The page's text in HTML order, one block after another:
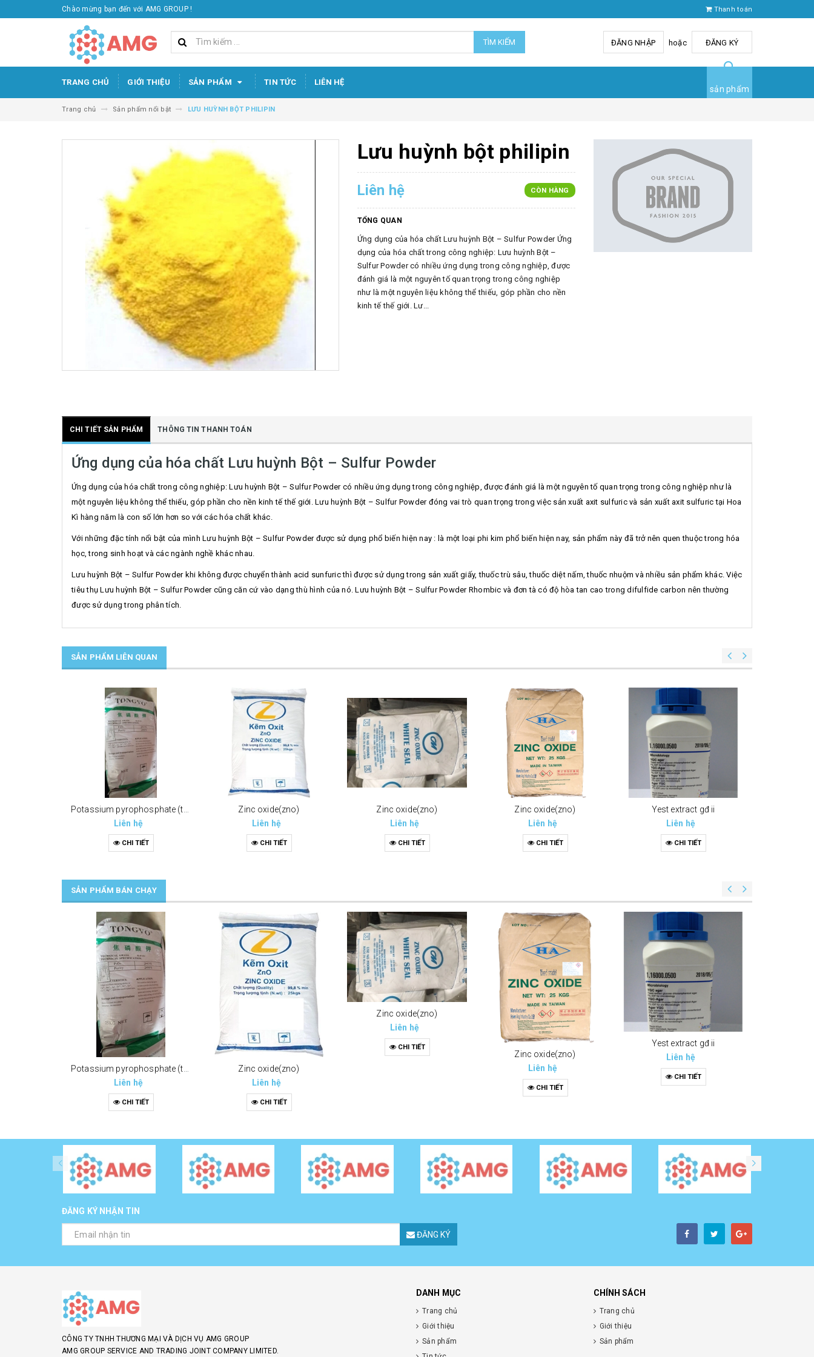
Chào mừng bạn đến với AMG GROUP ! Thanh toán
TÌM KIẾM ĐĂNG NHẬP hoặc ĐĂNG KÝ
TRANG CHỦ GIỚI THIỆU SẢN PHẨM TIN TỨC LIÊN HỆ
sản phẩm
Trang chủ Sản phẩm nổi bật LƯU HUỲNH BỘT PHILIPIN
Lưu huỳnh bột philipin
Liên hệ CÒN HÀNG
TỔNG QUAN
Ứng dụng của hóa chất Lưu huỳnh Bột – Sulfur Powder Ứng
dụng của hóa chất trong công nghiệp: Lưu huỳnh Bột –
Sulfur Powder có nhiều ứng dụng trong công nghiệp, được
đánh giá là một nguyên tố quan trọng trong công nghiệp
như là một nguyên liệu không thể thiếu, góp phần cho nền
kinh tế thế giới. Lư...
CHI TIẾT SẢN PHẨM THÔNG TIN THANH TOÁN
Ứng dụng của hóa chất Lưu huỳnh Bột – Sulfur Powder
Ứng dụng của hóa chất trong công nghiệp: Lưu huỳnh Bột – Sulfur Powder có nhiều ứng dụng trong công nghiệp, được đánh giá là một nguyên tố quan trọng trong công nghiệp như là
một nguyên liệu không thể thiếu, góp phần cho nền kinh tế thế giới. Lưu huỳnh Bột – Sulfur Powder đóng vai trò quan trọng trong việc sản xuất axit sulfuric và sản xuất axit sulfuric tại Hoa
Kì hàng năm là con số lớn hơn so với các hóa chất khác.
Với những đặc tính nổi bật của mình Lưu huỳnh Bột – Sulfur Powder được sử dụng phổ biến hiện nay : là một loại phi kim phổ biến hiện nay, sản phẩm này đã trở nên quen thuộc trong hóa
học, trong sinh hoạt và các ngành nghề khác nhau.
Lưu huỳnh Bột – Sulfur Powder khi không được chuyển thành acid sunfuric thì được sử dụng trong sản xuất giấy, thuốc trù sâu, thuốc diệt nấm, thuốc nhuộm và nhiều sản phẩm khác. Việc
tiêu thụ Lưu huỳnh Bột – Sulfur Powder cũng căn cứ vào dạng thù hình của nó. Lưu huỳnh Bột – Sulfur Powder Rhombic và đơn tà có độ hòa tan cao trong difulfide carbon nên thường
được sử dụng trong phân tích.
SẢN PHẨM LIÊN QUAN
Liên hệ
CHI TIẾT
Zinc oxide(zno)
Liên hệ
CHI TIẾT
Zinc oxide(zno)
Liên hệ
CHI TIẾT
Zinc oxide(zno)
Liên hệ
CHI TIẾT
Yest extract gđ ii
Liên hệ
CHI TIẾT
SẢN PHẨM BÁN CHẠY
Liên hệ
CHI TIẾT
Zinc oxide(zno)
Liên hệ
CHI TIẾT
Zinc oxide(zno)
Liên hệ
CHI TIẾT
Zinc oxide(zno)
Liên hệ
CHI TIẾT
Yest extract gđ ii
Liên hệ
CHI TIẾT
ĐĂNG KÝ NHẬN TIN
ĐĂNG KÝ
CÔNG TY TNHH THƯƠNG MẠI VÀ DỊCH VỤ AMG GROUP
AMG GROUP SERVICE AND TRADING JOINT COMPANY LIMITED.
DANH MỤC
Trang chủ
Giới thiệu
Sản phẩm
CHÍNH SÁCH
Trang chủ
Giới thiệu
Sản phẩm